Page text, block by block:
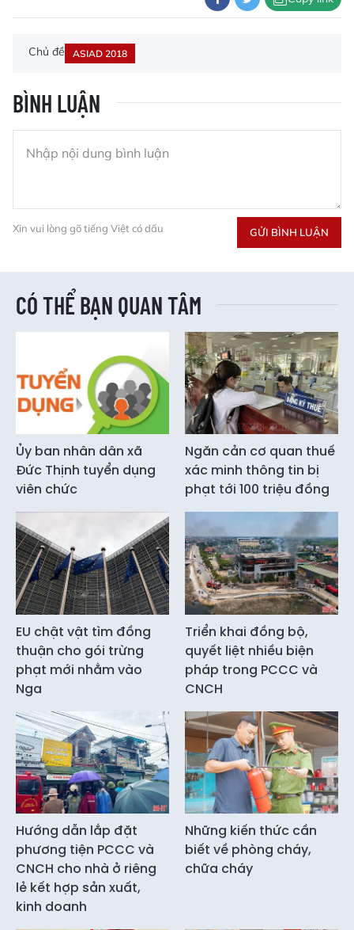
Chủ đề ASIAD 2018
BÌNH LUẬN
Xin vui lòng gõ tiếng Việt có dấu GỬI BÌNH LUẬN
CÓ THỂ BẠN QUAN TÂM
Ủy ban nhân dân xã
Đức Thịnh tuyển dụng
viên chức
Ngăn cản cơ quan thuế
xác minh thông tin bị
phạt tới 100 triệu đồng
EU chật vật tìm đồng
thuận cho gói trừng
phạt mới nhằm vào
Nga
Triển khai đồng bộ,
quyết liệt nhiều biện
pháp trong PCCC và
CNCH
Hướng dẫn lắp đặt
phương tiện PCCC và
CNCH cho nhà ở riêng
lẻ kết hợp sản xuất,
kinh doanh
Những kiến thức cần
biết về phòng cháy,
chữa cháy